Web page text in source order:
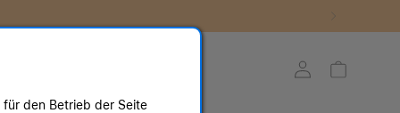
Mein KontoWarenkorb
den Betrieb der Seite